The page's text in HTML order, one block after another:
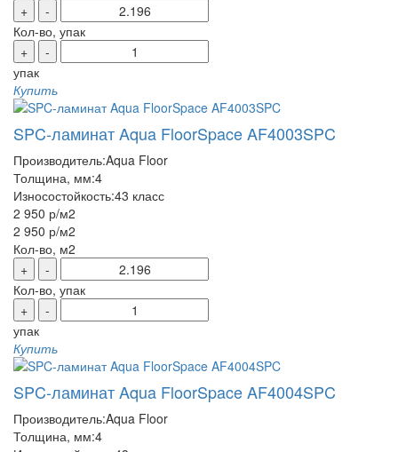
+
-
Кол-во, упак
+
-
упак
Купить
SPC-ламинат Aqua FloorSpace AF4003SPC
Производитель:Aqua Floor
Толщина, мм:4
Износостойкость:43 класс
2 950 р/м2
2 950 р/м2
Кол-во, м2
+
-
Кол-во, упак
+
-
упак
Купить
SPC-ламинат Aqua FloorSpace AF4004SPC
Производитель:Aqua Floor
Толщина, мм:4